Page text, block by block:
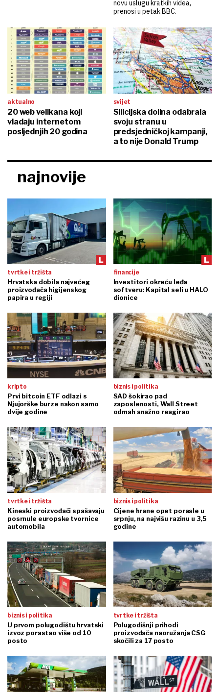
novu uslugu kratkih videa,
prenosi u petak BBC.
aktualno
20 web velikana koji
vladaju internetom
posljednjih 20 godina
svijet
Silicijska dolina odabrala
svoju stranu u
predsjedničkoj kampanji,
a to nije Donald Trump
najnovije
tvrtke i tržišta
Hrvatska dobila najvećeg
proizvođača higijenskog
papira u regiji
financije
Investitori okreću leđa
softveru: Kapital seli u HALO
dionice
kripto
Prvi bitcoin ETF odlazi s
Njujorške burze nakon samo
dvije godine
biznis i politika
SAD šokirao pad
zaposlenosti, Wall Street
odmah snažno reagirao
tvrtke i tržišta
Kineski proizvođači spašavaju
posrnule europske tvornice
automobila
biznis i politika
Cijene hrane opet porasle u
srpnju, na najvišu razinu u 3,5
godine
biznis i politika
U prvom polugodištu hrvatski
izvoz porastao više od 10
posto
tvrtke i tržišta
Polugodišnji prihodi
proizvođača naoružanja CSG
skočili za 17 posto